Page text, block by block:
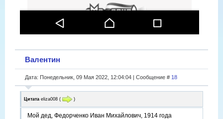
Валентин
Дата: Понедельник, 09 Мая 2022, 12:04:04 | Сообщение # 18
Цитата eliza008 ( )
Мой дед, Федорченко Иван Михайлович, 1914 года